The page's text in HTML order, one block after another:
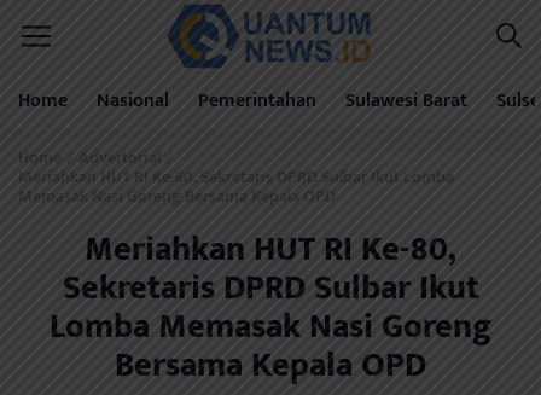
Home Nasional Pemerintahan Sulawesi Barat
Home / Advertorial /
Meriahkan HUT RI Ke-80, Sekretaris DPRD Sulbar Ikut Lomba
Memasak Nasi Goreng Bersama Kepala OPD
Meriahkan HUT RI Ke-80,
Sekretaris DPRD Sulbar Ikut
Lomba Memasak Nasi Goreng
Bersama Kepala OPD